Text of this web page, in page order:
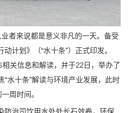
者来说都是意义非凡的一天。备受
计划》（“水十条”）正式印发。
关信息和解读，并于22日，举办了
“水十条”解读与环境产业发展，此时
周时间。